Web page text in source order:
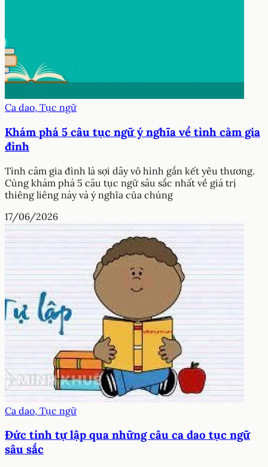
Ca dao, Tục ngữ
Khám phá 5 câu tục ngữ ý nghĩa về tình cảm gia
đình
Tình cảm gia đình là sợi dây vô hình gắn kết yêu thương.
Cùng khám phá 5 câu tục ngữ sâu sắc nhất về giá trị
thiêng liêng này và ý nghĩa của chúng
17/06/2026
Ca dao, Tục ngữ
Đức tính tự lập qua những câu ca dao tục ngữ
sâu sắc